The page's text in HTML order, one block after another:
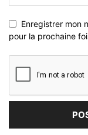
Enregistrer mon
pour la prochaine